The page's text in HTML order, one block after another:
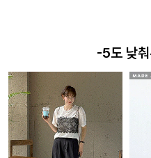
-5도 낮